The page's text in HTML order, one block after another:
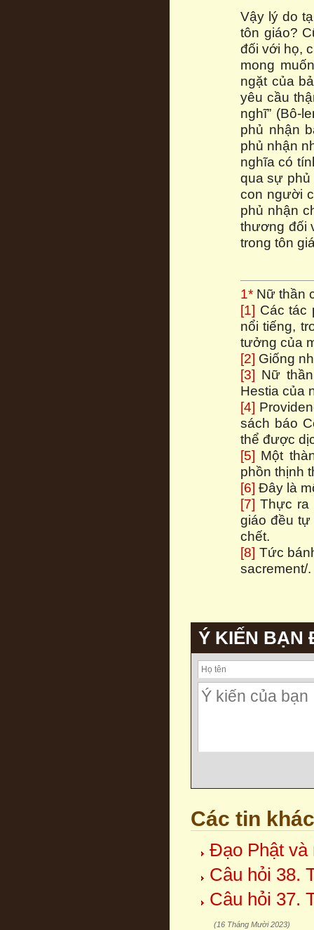
Vậy lý do
tôn giáo?
đối với họ,
mong
ngặt của
yêu cầu
nghĩ” (Bô-
phủ nhận
phủ nhận
nghĩa có
qua sự phủ
con người
phủ nhận
thương đối
trong tôn
1* Nữ thần
[1] Các tác
nổi tiếng,
tưởng của
[2] Giống
[3] Nữ
Hestia của
[4]
sách báo
thể được
[5] Một
phồn thịnh
[6] Đây là
[7] Thực ra
giáo đều
chết.
[8] Tức
sacrement/.
Ý KIẾN BẠN
Các tin khác
Đạo Phật và
Câu hỏi 38.
Câu hỏi 37.
(16 Tháng Mười 2023)